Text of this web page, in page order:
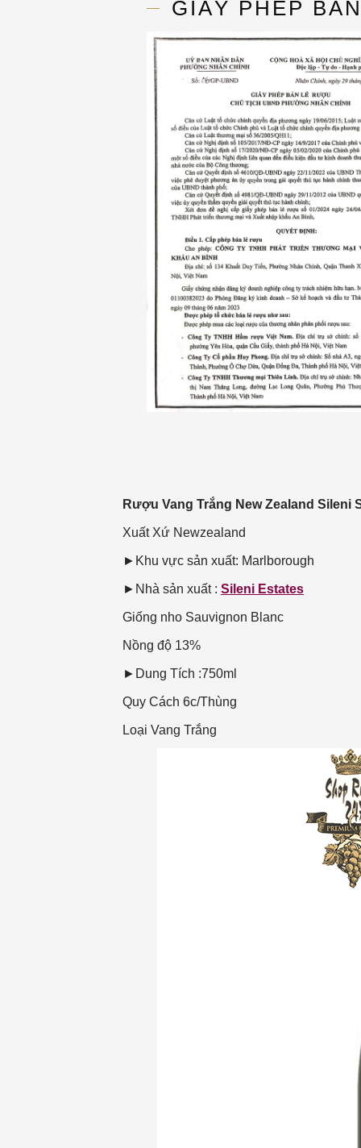
GIẤY PHÉP
Rượu Vang Trắng New Zealand Sileni
Xuất Xứ Newzealand
►Khu vực sản xuất: Marlborough
►Nhà sản xuất : Sileni Estates
Giống nho Sauvignon Blanc
Nồng độ 13%
►Dung Tích :750ml
Quy Cách 6c/Thùng
Loại Vang Trắng